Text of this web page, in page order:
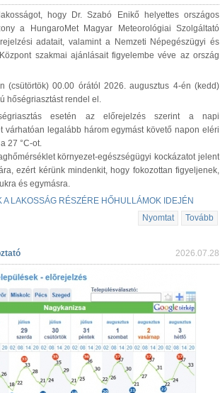
hogy Dr. Szabó Enikő helyettes országos
a HungaroMet Magyar Meteorológiai Szolgáltató
adatait, valamint a Nemzeti Népegészügyi és
szakmai ajánlásait figyelembe véve az ország
(csütörtök) 00.00 órától 2026. augusztus 4-én (kedd)
hőségriasztást rendel el.
esetén az előrejelzés szerint a napi
várhatóan legalább három egymást követő napon eléri
27 °C-ot.
környezet-egészségügyi kockázatot jelent
ezért kérünk mindenkit, hogy fokozottan figyeljenek,
és egymásra.
A LAKOSSÁG RÉSZÉRE HŐHULLÁMOK IDEJÉN
Nyomtat
Tovább
2026.07.28